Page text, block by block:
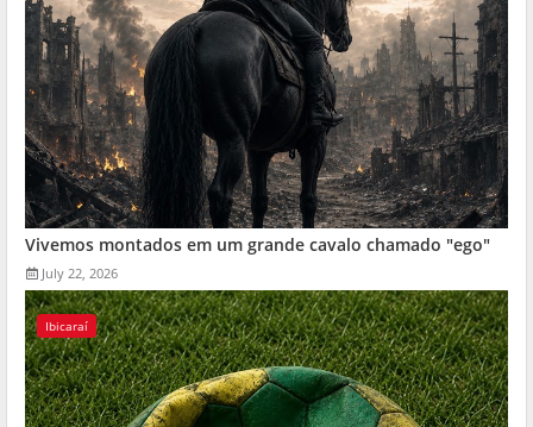
Vivemos montados em um grande cavalo chamado "ego"
July 22, 2026
Ibicaraí